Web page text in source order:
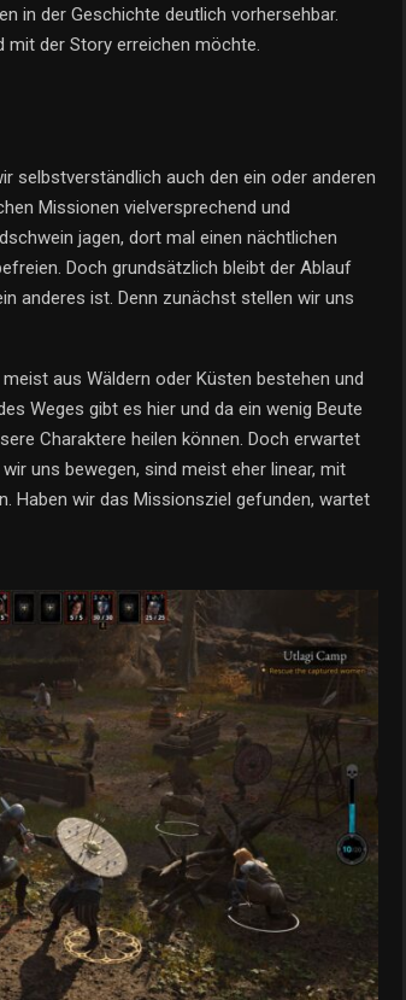
in der Geschichte deutlich vorhersehbar.
der Story erreichen möchte.
selbstverständlich auch den ein oder anderen
Missionen vielversprechend und
jagen, dort mal einen nächtlichen
Doch grundsätzlich bleibt der Ablauf
anderes ist. Denn zunächst stellen wir uns
aus Wäldern oder Küsten bestehen und
Weges gibt es hier und da ein wenig Beute
Charaktere heilen können. Doch erwartet
uns bewegen, sind meist eher linear, mit
Haben wir das Missionsziel gefunden, wartet